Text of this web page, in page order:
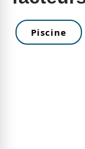
Piscine